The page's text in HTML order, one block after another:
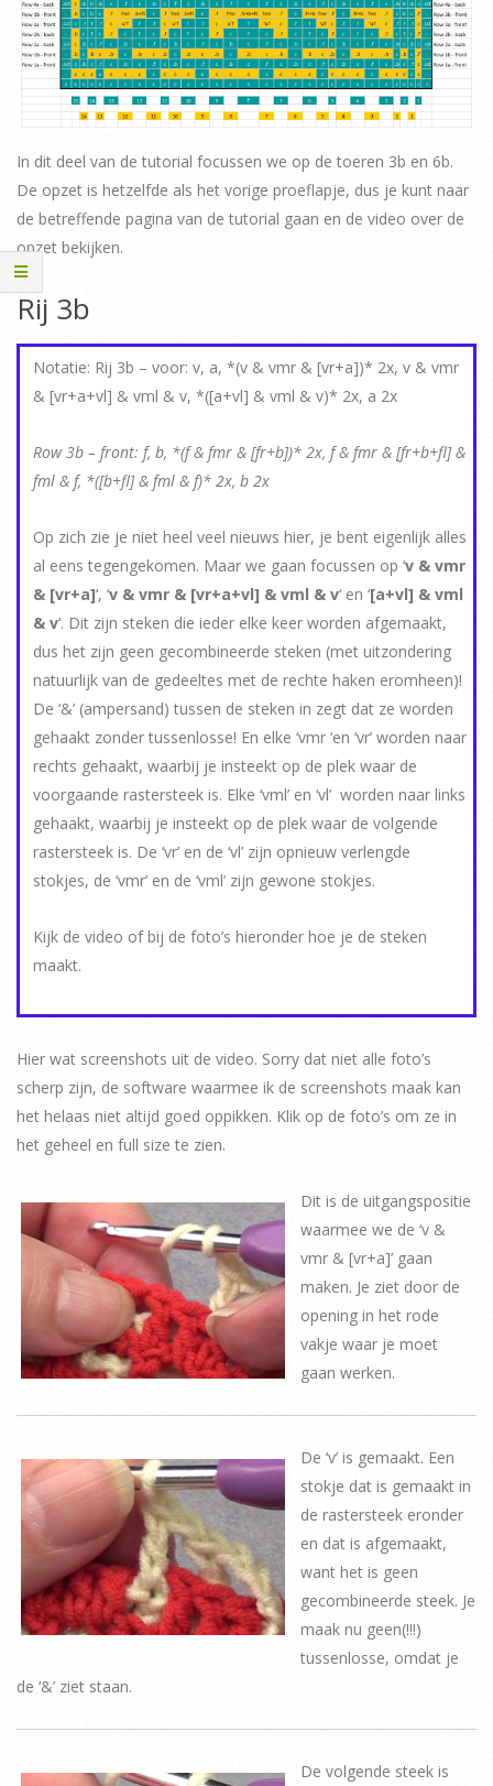
In dit deel van de tutorial focussen we op de toeren 3b en 6b.
De opzet is hetzelfde als het vorige proeflapje, dus je kunt naar
de betreffende pagina van de tutorial gaan en de video over de
opzet bekijken.
Rij 3b
Notatie: Rij 3b – voor: v, a, *(v & vmr & [vr+a])* 2x, v & vmr
& [vr+a+vl] & vml & v, *([a+vl] & vml & v)* 2x, a 2x
Row 3b – front: f, b, *(f & fmr & [fr+b])* 2x, f & fmr & [fr+b+fl] &
fml & f, *([b+fl] & fml & f)* 2x, b 2x
Op zich zie je niet heel veel nieuws hier, je bent eigenlijk alles
al eens tegengekomen. Maar we gaan focussen op ‘v & vmr
& [vr+a]‘, ‘v & vmr & [vr+a+vl] & vml & v‘ en ‘[a+vl] & vml
& v‘. Dit zijn steken die ieder elke keer worden afgemaakt,
dus het zijn geen gecombineerde steken (met uitzondering
natuurlijk van de gedeeltes met de rechte haken eromheen)!
De ‘&’ (ampersand) tussen de steken in zegt dat ze worden
gehaakt zonder tussenlosse! En elke ‘vmr ‘en ‘vr’ worden naar
rechts gehaakt, waarbij je insteekt op de plek waar de
voorgaande rastersteek is. Elke ‘vml’ en ‘vl’ worden naar links
gehaakt, waarbij je insteekt op de plek waar de volgende
rastersteek is. De ‘vr’ en de ‘vl’ zijn opnieuw verlengde
stokjes, de ‘vmr’ en de ‘vml’ zijn gewone stokjes.
Kijk de video of bij de foto’s hieronder hoe je de steken
maakt.
Hier wat screenshots uit de video. Sorry dat niet alle foto’s
scherp zijn, de software waarmee ik de screenshots maak kan
het helaas niet altijd goed oppikken. Klik op de foto’s om ze in
het geheel en full size te zien.
Dit is de uitgangspositie
waarmee we de ‘v &
vmr & [vr+a]’ gaan
maken. Je ziet door de
opening in het rode
vakje waar je moet
gaan werken.
De ‘v’ is gemaakt. Een
stokje dat is gemaakt in
de rastersteek eronder
en dat is afgemaakt,
want het is geen
gecombineerde steek. Je
maak nu geen(!!!)
tussenlosse, omdat je
de ‘&’ ziet staan.
De volgende steek is